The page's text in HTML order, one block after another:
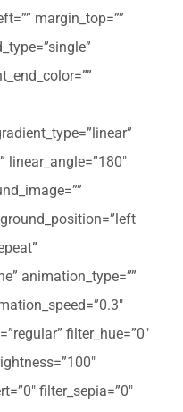
margin_top=””
linear_angle=”180″
animation_type=””
filter_hue=”0″
filter_sepia=”0″